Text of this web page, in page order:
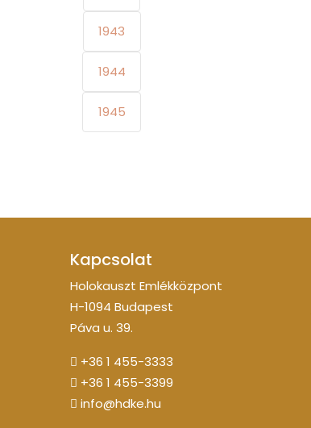
1943
1944
1945
Kapcsolat
Holokauszt Emlékközpont
H-1094 Budapest
Páva u. 39.
+36 1 455-3333
+36 1 455-3399
info@hdke.hu